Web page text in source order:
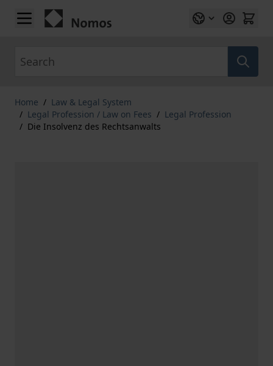
Skip to Content
Home / Law & Legal System
/ Legal Profession / Law on Fees / Legal Profession
/ Die Insolvenz des Rechtsanwalts